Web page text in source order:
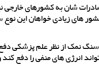
شان به کشورهای
های زیادی خواهان این
نمک از نظر علم پزشکی
انرژی های منفی را دفع